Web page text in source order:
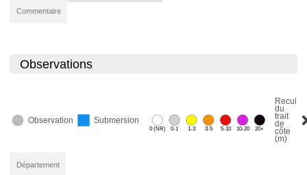
Commentaire
Observations
Observation Submersion
0 (NR) 0-1 1-3 3-5 5-10 10-20 20+
Recul
du
trait
de
côte
(m)
Département